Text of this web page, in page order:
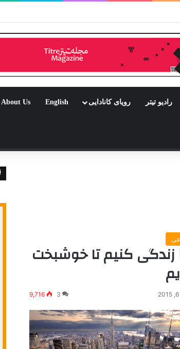
رادیو تیتر رویای کانادایی English
About Us
زندگی کنیم تا خوشبخت
3
9,716